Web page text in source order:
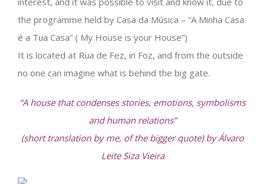
the programme held by Casa da Música – “A Minha Casa
é a Tua Casa” ( My House is your House”)
It is located at Rua de Fez, in Foz, and from the outside
no one can imagine what is behind the big gate.
“A house that condenses stories, emotions, symbolisms
and human relations”
(short translation by me, of the bigger quote) by Álvaro
Leite Siza Vieira